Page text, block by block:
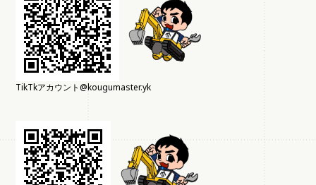
TikTkアカウント@kougumaster.yk